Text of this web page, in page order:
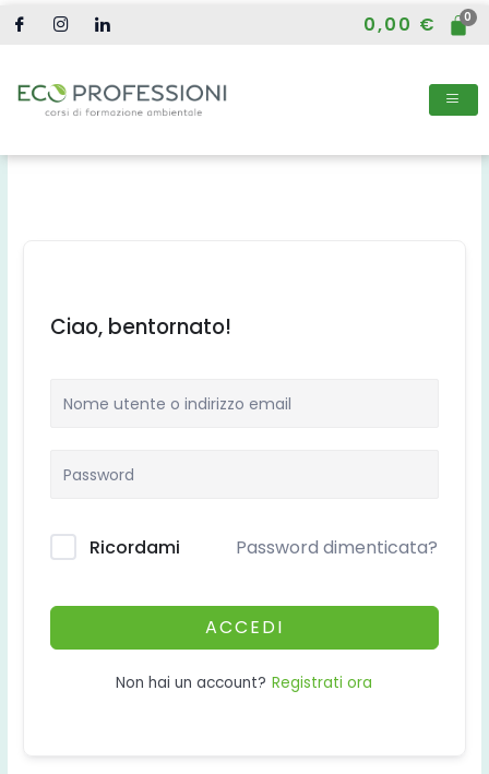
Vai
0,00 €
Ciao, bentornato!
Ricordami Password dimenticata?
ACCEDI
Non hai un account? Registrati ora